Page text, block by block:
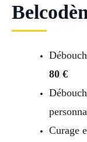
80 €
Curage